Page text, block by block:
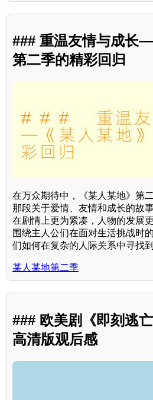
### 重温友情与成长
第二季的精彩回归
在万众期待中，《某人某地》第
那段关于爱情、友情和成长的故
在剧情上更为紧凑，人物的发展
围绕主人公们在面对生活挑战时
们如何在复杂的人际关系中寻找到
某人某地第二季
### 欧美剧《即刻逃
高清版观后感